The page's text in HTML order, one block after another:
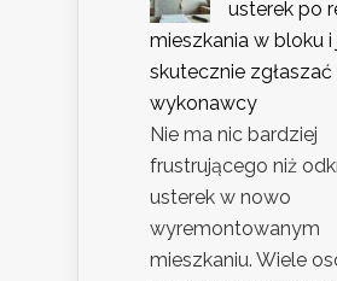
usterek po
mieszkania w bloku i
skutecznie zgłaszać
wykonawcy
Nie ma nic bardziej
frustrującego niż
usterek w nowo
wyremontowanym
mieszkaniu. Wiele